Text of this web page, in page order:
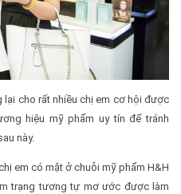
cho rất nhiều chị em cơ hội được
hiệu mỹ phẩm uy tín để tránh
này.
em có mặt ở chuỗi mỹ phẩm H&H
trạng tương tự mơ ước được làm